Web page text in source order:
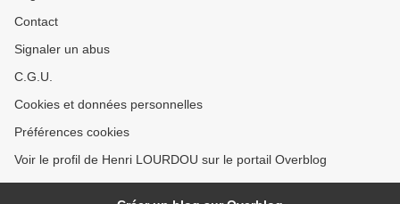
Contact
Signaler un abus
C.G.U.
Cookies et données personnelles
Préférences cookies
Voir le profil de Henri LOURDOU sur le portail Overblog